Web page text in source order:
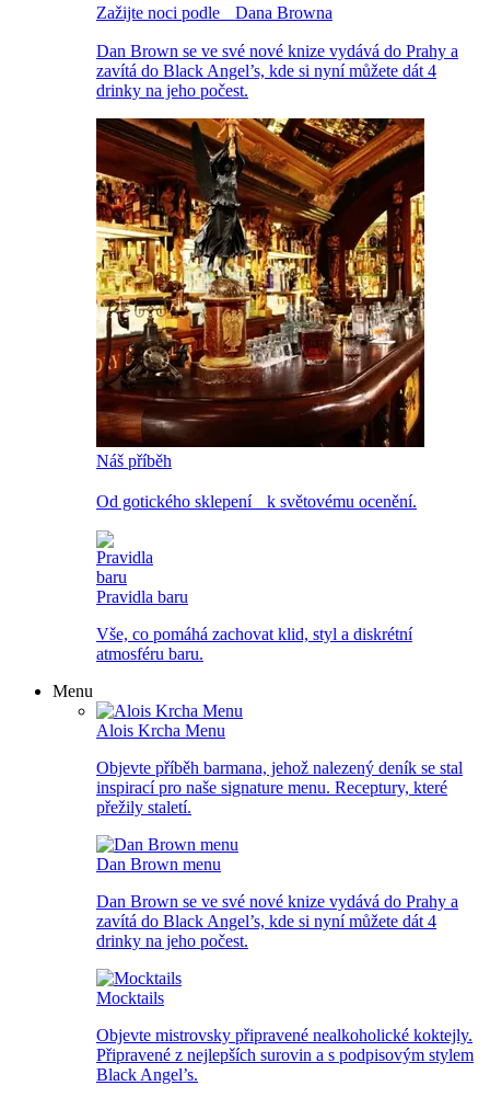
Zažijte noci podle Dana Browna
Dan Brown se ve své nové knize vydává do Prahy a
zavítá do Black Angel’s, kde si nyní můžete dát 4
drinky na jeho počest.
Náš příběh
Od gotického sklepení k světovému ocenění.
Pravidla baru
Vše, co pomáhá zachovat klid, styl a diskrétní
atmosféru baru.
Menu
Alois Krcha Menu
Objevte příběh barmana, jehož nalezený deník se stal
inspirací pro naše signature menu. Receptury, které
přežily staletí.
Dan Brown menu
Dan Brown se ve své nové knize vydává do Prahy a
zavítá do Black Angel’s, kde si nyní můžete dát 4
drinky na jeho počest.
Mocktails
Objevte mistrovsky připravené nealkoholické koktejly.
Připravené z nejlepších surovin a s podpisovým stylem
Black Angel’s.